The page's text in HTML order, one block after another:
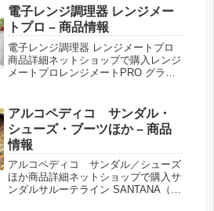
ー／鬼コゲ油はがし／鬼コゲタワシ）
紹介された番組こんな商品もおスス
メ！
電子レンジ調理器 レンジメー
トプロ – 商品情報
電子レンジ調理器 レンジメートプロ
商品詳細ネットショップで購入レンジ
メートプロレンジメートPRO グラン
アルコペディコ サンダル・
シューズ・ブーツほか – 商品
情報
アルコペディコ サンダル／シューズ
ほか商品詳細ネットショップで購入サ
ンダルサルーテライン SANTANA（サ